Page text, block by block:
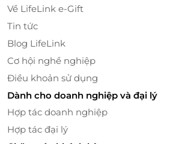
Về LifeLink e-Gift
Tin tức
Blog LifeLink
Cơ hội nghề nghiệp
Điều khoản sử dụng
Dành cho doanh nghiệp và đại lý
Hợp tác doanh nghiệp
Hợp tác đại lý